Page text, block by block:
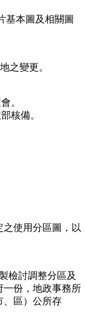
基本圖及相關圖
之變更。
。
核備。
使用分區圖，以
檢討調整分區及
一份，地政事務所
、區）公所存